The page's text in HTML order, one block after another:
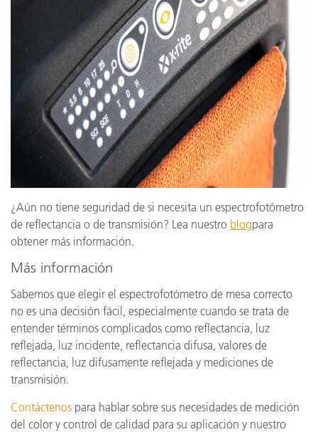
¿Aún no tiene seguridad de si necesita un espectrofotómetro
de reflectancia o de transmisión? Lea nuestro blogpara
obtener más información.
Más información
Sabemos que elegir el espectrofotómetro de mesa correcto
no es una decisión fácil, especialmente cuando se trata de
entender términos complicados como reflectancia, luz
reflejada, luz incidente, reflectancia difusa, valores de
reflectancia, luz difusamente reflejada y mediciones de
transmisión.
Contáctenos para hablar sobre sus necesidades de medición
del color y control de calidad para su aplicación y nuestro